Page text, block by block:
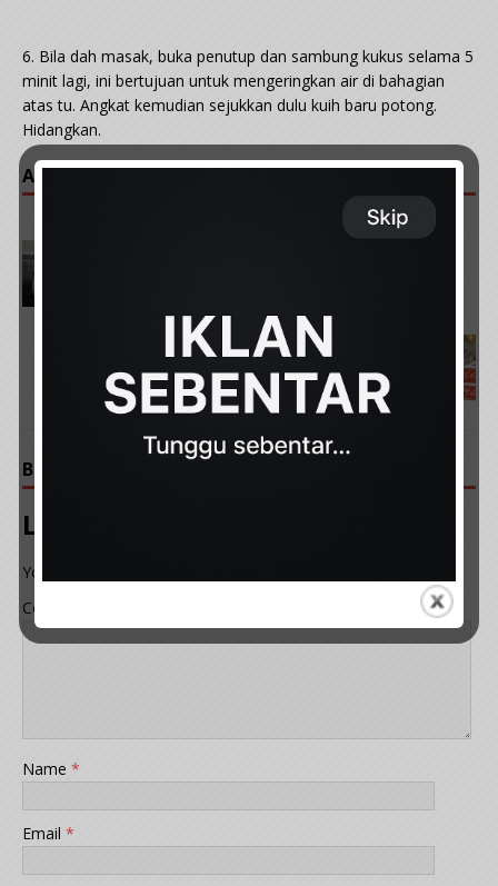
6. Bila dah masak, buka penutup dan sambung kukus selama 5
minit lagi, ini bertujuan untuk mengeringkan air di bahagian
atas tu. Angkat kemudian sejukkan dulu kuih baru potong.
Hidangkan.
ARTIKAL POPULAR :
NEXT
10 Manfaat Daun Jambu Batu Untuk Kesihatan
Dalaman & Luaran
BE THE FIRST TO COMMENT
Leave a Reply
Your email address will not be published.
Comment
Name *
Email *